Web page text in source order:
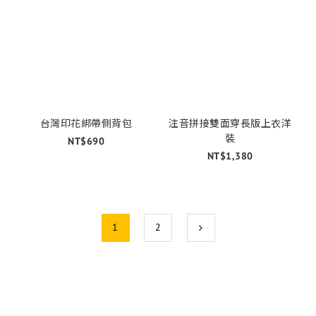
台灣印花綁帶側背包
NT$690
注音拼接雙面穿長版上衣洋
裝
NT$1,380
1 2